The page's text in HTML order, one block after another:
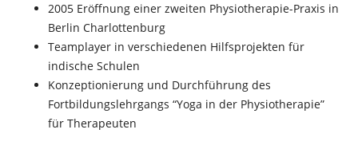
2005 Eröffnung einer zweiten Physiotherapie-Praxis in
Berlin Charlottenburg
Teamplayer in verschiedenen Hilfsprojekten für
indische Schulen
Konzeptionierung und Durchführung des
Fortbildungslehrgangs “Yoga in der Physiotherapie”
für Therapeuten